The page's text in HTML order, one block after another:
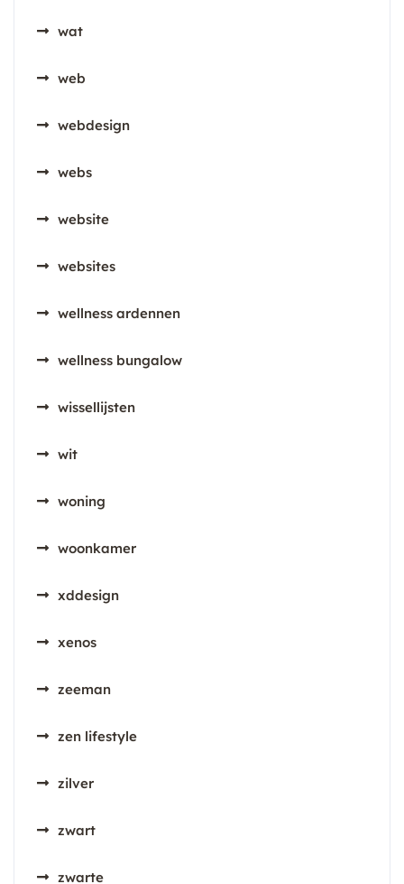
wat
web
webdesign
webs
website
websites
wellness ardennen
wellness bungalow
wissellijsten
wit
woning
woonkamer
xddesign
xenos
zeeman
zen lifestyle
zilver
zwart
zwarte